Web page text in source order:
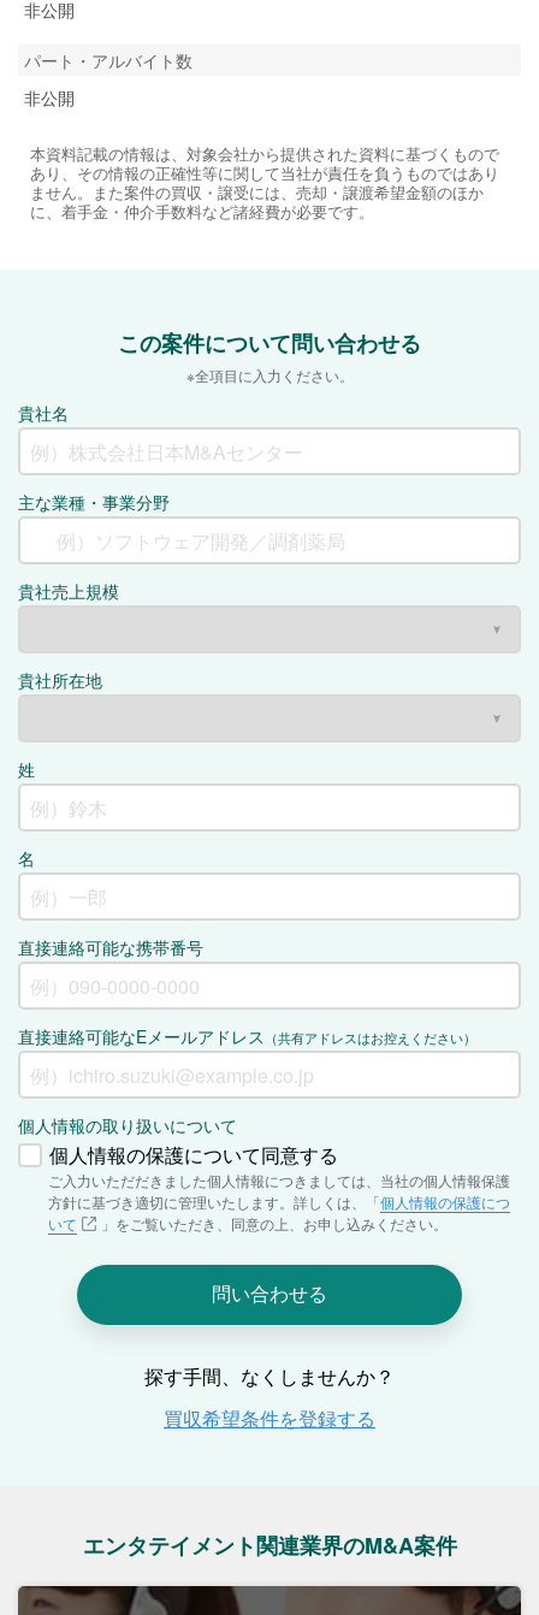
非公開
パート・アルバイト数
非公開
本資料記載の情報は、対象会社から提供された資料に基づくもので
あり、その情報の正確性等に関して当社が責任を負うものではあり
ません。また案件の買収・譲受には、売却・譲渡希望金額のほか
に、着手金・仲介手数料など諸経費が必要です。
エンタテイメント関連業界のM&A案件